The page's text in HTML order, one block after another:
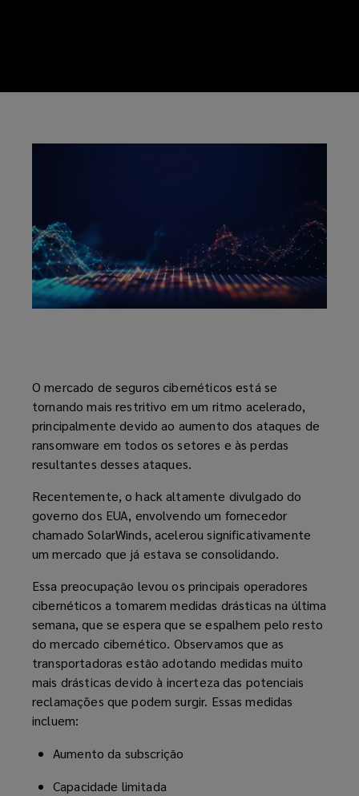
O mercado de seguros cibernéticos está se
tornando mais restritivo em um ritmo acelerado,
principalmente devido ao aumento dos ataques de
ransomware em todos os setores e às perdas
resultantes desses ataques.
Recentemente, o hack altamente divulgado do
governo dos EUA, envolvendo um fornecedor
chamado SolarWinds, acelerou significativamente
um mercado que já estava se consolidando.
Essa preocupação levou os principais operadores
cibernéticos a tomarem medidas drásticas na última
semana, que se espera que se espalhem pelo resto
do mercado cibernético. Observamos que as
transportadoras estão adotando medidas muito
mais drásticas devido à incerteza das potenciais
reclamações que podem surgir. Essas medidas
incluem:
Aumento da subscrição
Capacidade limitada